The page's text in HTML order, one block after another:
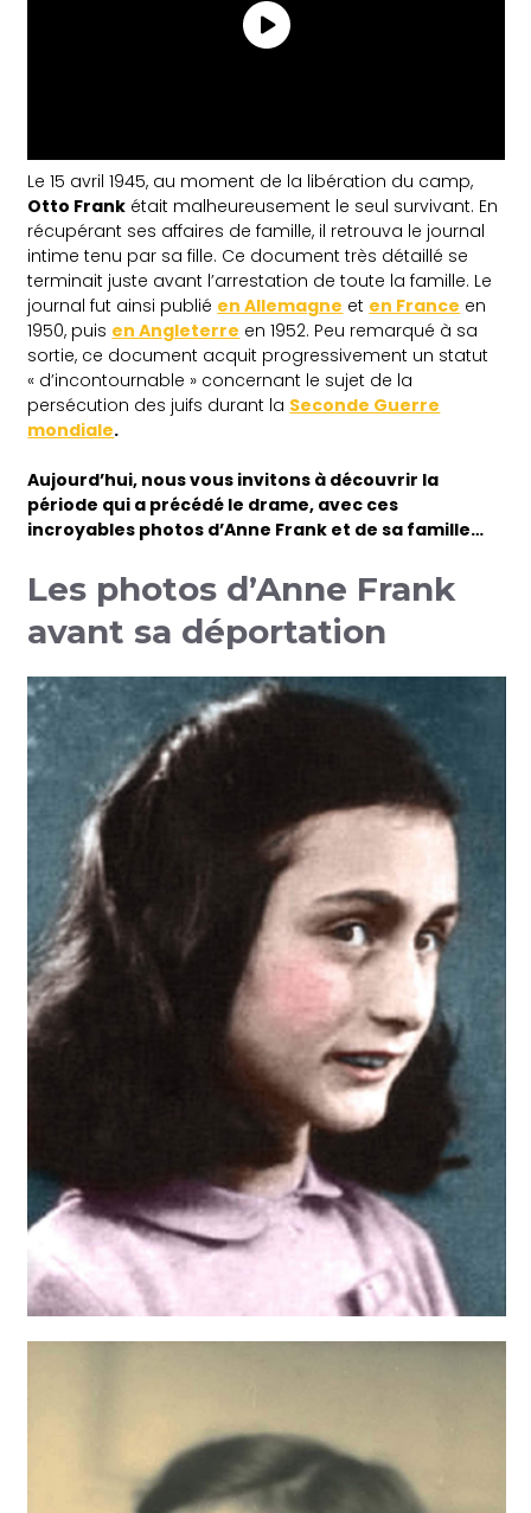
Le 15 avril 1945, au moment de la libération du camp,
Otto Frank était malheureusement le seul survivant. En
récupérant ses affaires de famille, il retrouva le journal
intime tenu par sa fille. Ce document très détaillé se
terminait juste avant l’arrestation de toute la famille. Le
journal fut ainsi publié en Allemagne et en France en
1950, puis en Angleterre en 1952. Peu remarqué à sa
sortie, ce document acquit progressivement un statut
« d’incontournable » concernant le sujet de la
persécution des juifs durant la Seconde Guerre
mondiale.
Aujourd’hui, nous vous invitons à découvrir la
période qui a précédé le drame, avec ces
incroyables photos d’Anne Frank et de sa famille…
Les photos d’Anne Frank
avant sa déportation